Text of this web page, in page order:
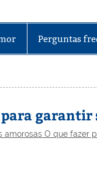
Perguntas
garantir
amorosas O que fazer